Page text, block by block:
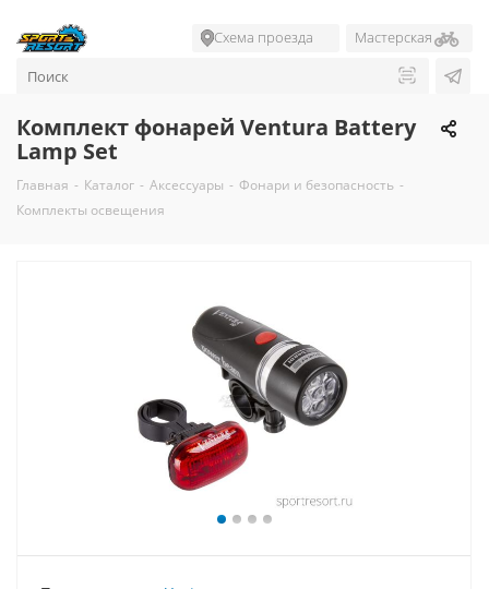
Схема проезда Мастерская
Комплект фонарей Ventura Battery
Lamp Set
Главная - Каталог - Аксессуары - Фонари и безопасность -
Комплекты освещения